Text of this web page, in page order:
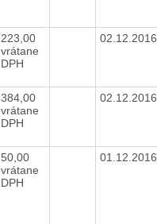
223,00
vrátane
DPH
02.12.2016
384,00
vrátane
DPH
02.12.2016
50,00
vrátane
DPH
01.12.2016